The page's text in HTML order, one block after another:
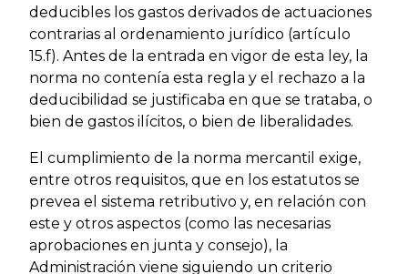
deducibles los gastos derivados de actuaciones
contrarias al ordenamiento jurídico (artículo
15.f). Antes de la entrada en vigor de esta ley, la
norma no contenía esta regla y el rechazo a la
deducibilidad se justificaba en que se trataba, o
bien de gastos ilícitos, o bien de liberalidades.
El cumplimiento de la norma mercantil exige,
entre otros requisitos, que en los estatutos se
prevea el sistema retributivo y, en relación con
este y otros aspectos (como las necesarias
aprobaciones en junta y consejo), la
Administración viene siguiendo un criterio